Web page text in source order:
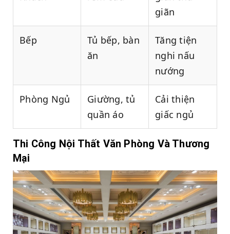
giãn
Bếp
Tủ bếp, bàn
ăn
Tăng tiện
nghi nấu
nướng
Phòng Ngủ
Giường, tủ
quần áo
Cải thiện
giấc ngủ
Thi Công Nội Thất Văn Phòng Và Thương
Mại